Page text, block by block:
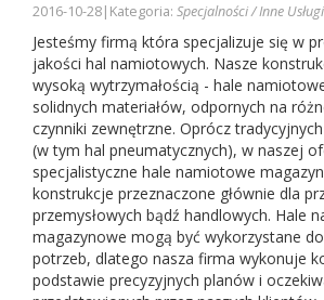
2016-10-28| Kategoria: Specjalności / Inne Usługi
Jesteśmy firmą która specjalizuje się w
jakości hal namiotowych. Nasze
wysoką wytrzymałością - hale
solidnych materiałów, odpornych na
czynniki zewnętrzne. Oprócz
(w tym hal pneumatycznych), w naszej
specjalistyczne hale namiotowe
konstrukcje przeznaczone głównie dla
przemysłowych bądź handlowych. Hale
magazynowe mogą być wykorzystane
potrzeb, dlatego nasza firma wykonuje
podstawie precyzyjnych planów i